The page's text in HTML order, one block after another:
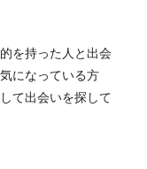
を持った人と出会
になっている方
て出会いを探して